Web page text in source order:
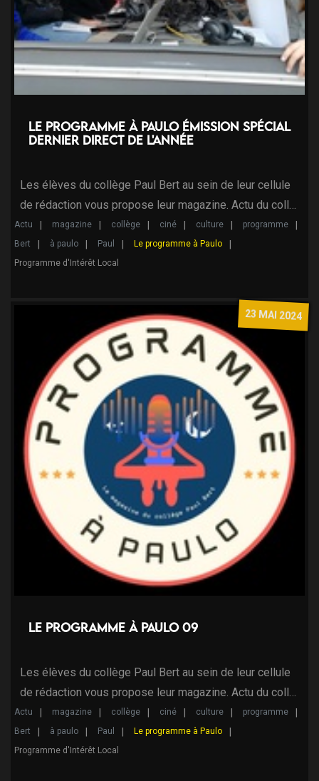
Le programme à Paulo émission spécial
dernier direct de l'année
Les élèves du collège Paul Bert au sein de leur cellule
de rédaction vous propose leur magazine. Actu du coll…
Actu magazine collège ciné culture
programme
Bert
à paulo Paul
Le programme à Paulo
Programme d'Intérêt Local
23 MAI 2024
Le programme à Paulo 09
Les élèves du collège Paul Bert au sein de leur cellule
de rédaction vous propose leur magazine. Actu du coll…
Actu magazine collège ciné culture
programme
Bert
à paulo Paul
Le programme à Paulo
Programme d'Intérêt Local